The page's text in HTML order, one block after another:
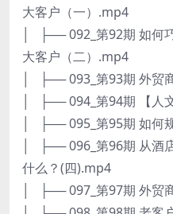
大客户（一）.mp4
│ ├── 092_第92期 如何
大客户（二）.mp4
│ ├── 093_第93期 外贸
│ ├── 094_第94期 【人
│ ├── 095_第95期 如何
│ ├── 096_第96期 从酒
什么？(四).mp4
│ ├── 097_第97期 外贸